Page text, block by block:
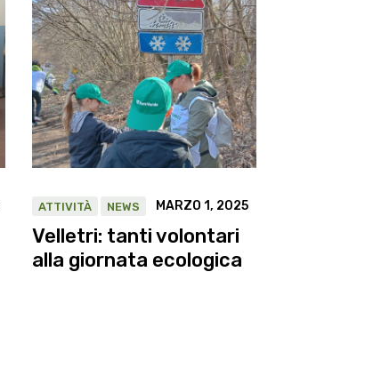
ATTIVITÀ NEWS MARZO 1, 2025
Velletri: tanti volontari
alla giornata ecologica